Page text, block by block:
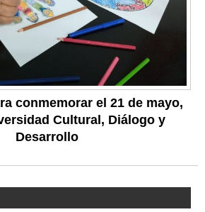
conmemorar el 21 de mayo,
Cultural, Diálogo y
Desarrollo